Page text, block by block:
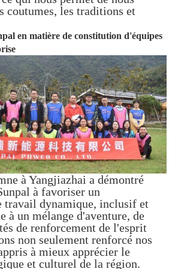
coutumes, les traditions et
en matière de constitution d'équipes
à Yangjiazhai a démontré
à favoriser un
travail dynamique, inclusif et
à un mélange d'aventure, de
de renforcement de l'esprit
non seulement renforcé nos
à mieux apprécier le
et culturel de la région.